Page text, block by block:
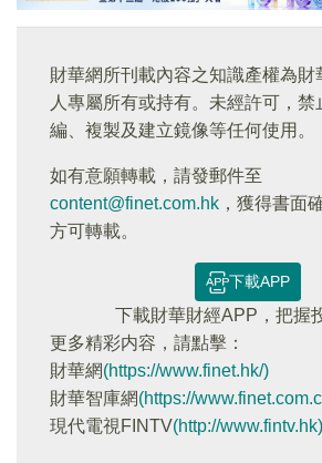
財華網所刊載內容之知識產權為財
人專屬所有或持有。未經許可，
編、複製及建立鏡像等任何使用。
如有意願轉載，請發郵件至
content@finet.com.hk ，獲得書面
方可轉載。
下載APP
下載財華財經APP，把握
更多精彩内容，請點擊：
財華網(https://www.finet.hk/)
財華智庫網(https://
現代電視FINTV(http://www.fintv.hk)